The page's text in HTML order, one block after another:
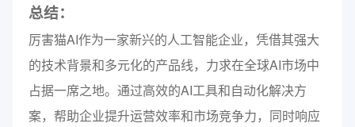
总结：
厉害猫AI作为一家新兴的人工智能企业，凭借其强大
的技术背景和多元化的产品线，力求在全球AI市场中
占据一席之地。通过高效的AI工具和自动化解决方
案，帮助企业提升运营效率和市场竞争力，同时响应